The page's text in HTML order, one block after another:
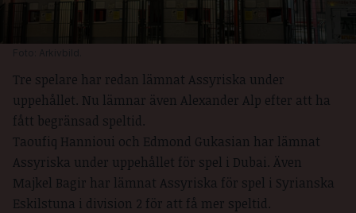
Tre spelare har redan lämnat Assyriska under
uppehållet. Nu lämnar även Alexander Alp efter att ha
fått begränsad speltid.
Taoufiq Hannioui och Edmond Gukasian har lämnat
Assyriska under uppehållet för spel i Dubai. Även
Majkel Bagir har lämnat Assyriska för spel i Syrianska
Eskilstuna i division 2 för att få mer speltid.